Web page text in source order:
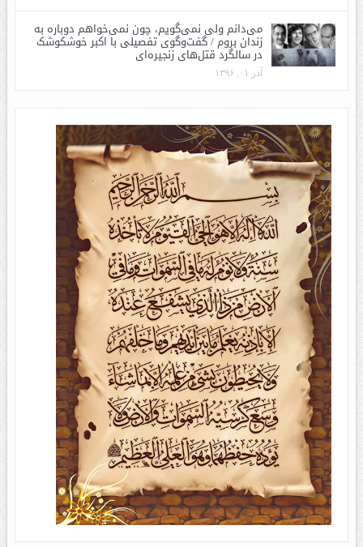
می‌دانم ولی نمی‌گویم، چون نمی‌خواهم دوباره به
زندان بروم / گفت‌وگوی تفصیلی با اکبر خوشکوشک
در سالگرد قتل‌های زنجیره‌ای
آذر ۰۱, ۱۳۹۶